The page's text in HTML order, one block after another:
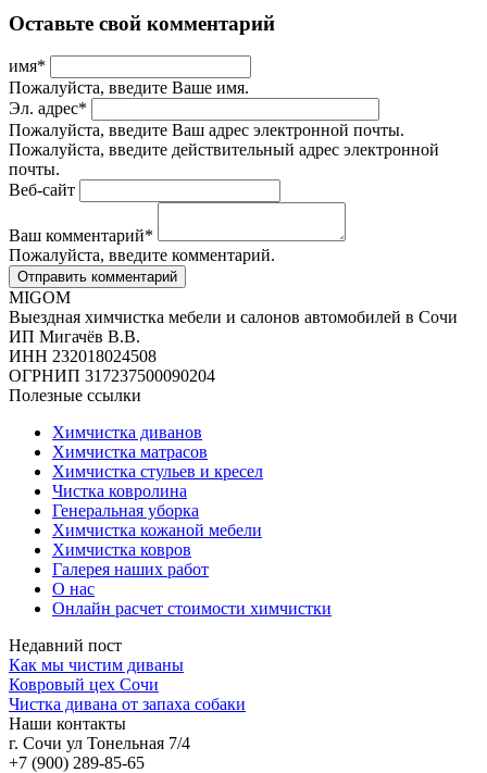
Оставьте свой комментарий
имя*
Пожалуйста, введите Ваше имя.
Эл. адрес*
Пожалуйста, введите Ваш адрес электронной почты.
Пожалуйста, введите действительный адрес электронной
почты.
Веб-сайт
Ваш комментарий*
Пожалуйста, введите комментарий.
MIGOM
Выездная химчистка мебели и салонов автомобилей в Сочи
ИП Мигачёв В.В.
ИНН 232018024508
ОГРНИП 317237500090204
Полезные ссылки
Химчистка диванов
Химчистка матрасов
Химчистка стульев и кресел
Чистка ковролина
Генеральная уборка
Химчистка кожаной мебели
Химчистка ковров
Галерея наших работ
О нас
Онлайн расчет стоимости химчистки
Недавний пост
Как мы чистим диваны
Ковровый цех Сочи
Чистка дивана от запаха собаки
Наши контакты
г. Сочи ул Тонельная 7/4
+7 (900) 289-85-65